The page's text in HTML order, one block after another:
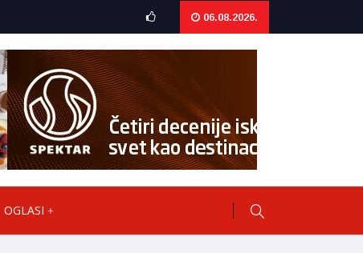
06.08.2026.
OGLASI